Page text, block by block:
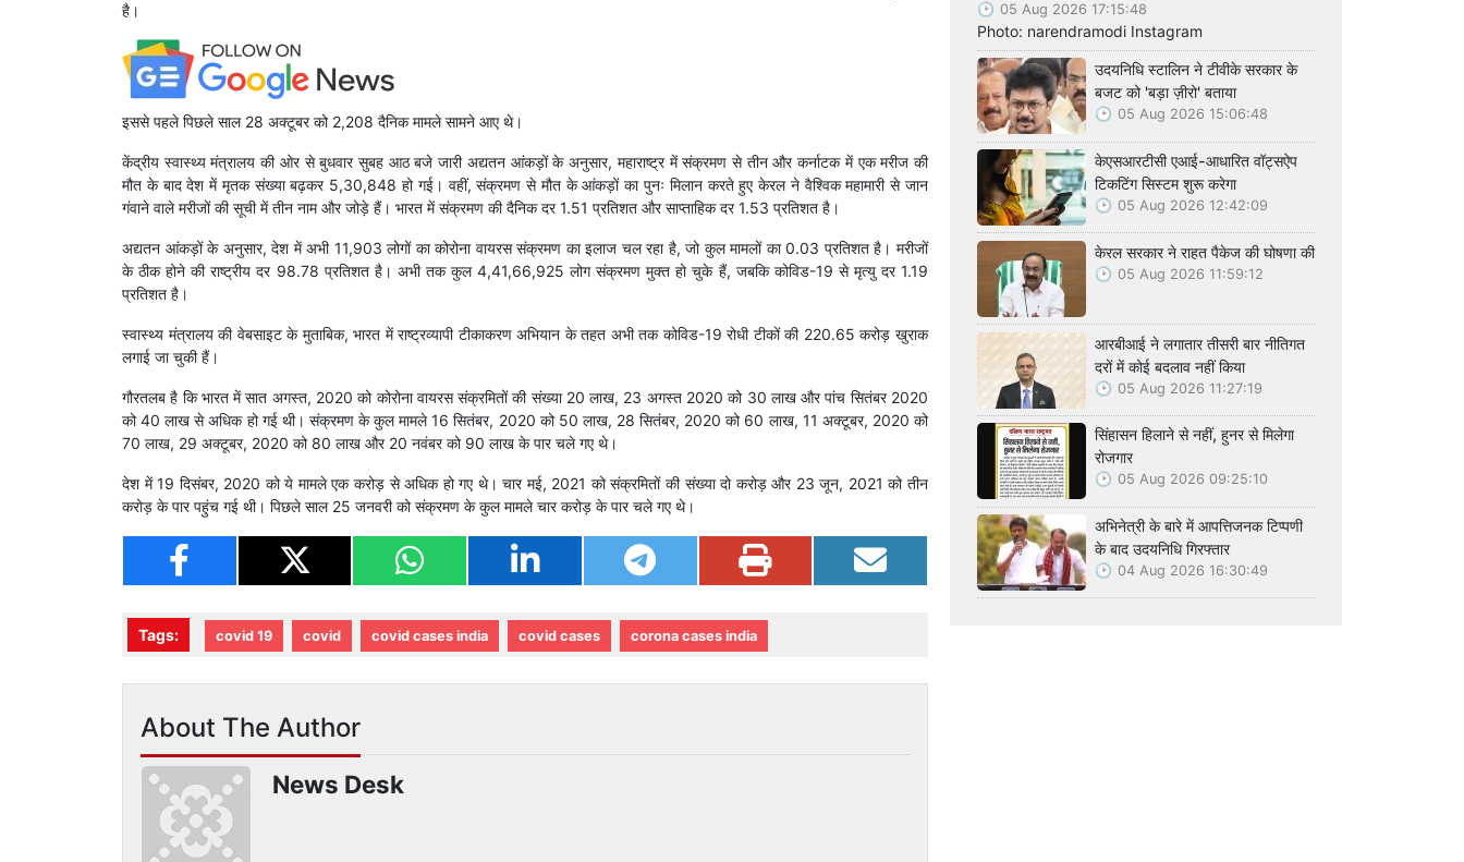
है।
इससे पहले पिछले साल 28 अक्टूबर को 2,208 दैनिक मामले सामने आए थे।
केंद्रीय स्वास्थ्य मंत्रालय की ओर से बुधवार सुबह आठ बजे जारी अद्यतन आंकड़ों के अनुसार, महाराष्ट्र में संक्रमण से तीन और कर्नाटक में एक मरीज की
मौत के बाद देश में मृतक संख्या बढ़कर 5,30,848 हो गई। वहीं, संक्रमण से मौत के आंकड़ों का पुनः मिलान करते हुए केरल ने वैश्विक महामारी से जान
गंवाने वाले मरीजों की सूची में तीन नाम और जोड़े हैं। भारत में संक्रमण की दैनिक दर 1.51 प्रतिशत और साप्ताहिक दर 1.53 प्रतिशत है।
अद्यतन आंकड़ों के अनुसार, देश में अभी 11,903 लोगों का कोरोना वायरस संक्रमण का इलाज चल रहा है, जो कुल मामलों का 0.03 प्रतिशत है। मरीजों
के ठीक होने की राष्ट्रीय दर 98.78 प्रतिशत है। अभी तक कुल 4,41,66,925 लोग संक्रमण मुक्त हो चुके हैं, जबकि कोविड-19 से मृत्यु दर 1.19
प्रतिशत है।
स्वास्थ्य मंत्रालय की वेबसाइट के मुताबिक, भारत में राष्ट्रव्यापी टीकाकरण अभियान के तहत अभी तक कोविड-19 रोधी टीकों की 220.65 करोड़ खुराक
लगाई जा चुकी हैं।
गौरतलब है कि भारत में सात अगस्त, 2020 को कोरोना वायरस संक्रमितों की संख्या 20 लाख, 23 अगस्त 2020 को 30 लाख और पांच सितंबर 2020
को 40 लाख से अधिक हो गई थी। संक्रमण के कुल मामले 16 सितंबर, 2020 को 50 लाख, 28 सितंबर, 2020 को 60 लाख, 11 अक्टूबर, 2020 को
70 लाख, 29 अक्टूबर, 2020 को 80 लाख और 20 नवंबर को 90 लाख के पार चले गए थे।
देश में 19 दिसंबर, 2020 को ये मामले एक करोड़ से अधिक हो गए थे। चार मई, 2021 को संक्रमितों की संख्या दो करोड़ और 23 जून, 2021 को तीन
करोड़ के पार पहुंच गई थी। पिछले साल 25 जनवरी को संक्रमण के कुल मामले चार करोड़ के पार चले गए थे।
Tags: covid 19 covid covid cases india covid cases corona cases india
About The Author
News Desk
05 Aug 2026 17:15:48
Photo: narendramodi Instagram
उदयनिधि स्टालिन ने टीवीके सरकार के
बजट को 'बड़ा ज़ीरो' बताया
05 Aug 2026 15:06:48
केएसआरटीसी एआई-आधारित वॉट्सऐप
टिकटिंग सिस्टम शुरू करेगा
05 Aug 2026 12:42:09
केरल सरकार ने राहत पैकेज की घोषणा की
05 Aug 2026 11:59:12
आरबीआई ने लगातार तीसरी बार नीतिगत
दरों में कोई बदलाव नहीं किया
05 Aug 2026 11:27:19
सिंहासन हिलाने से नहीं, हुनर से मिलेगा
रोजगार
05 Aug 2026 09:25:10
अभिनेत्री के बारे में आपत्तिजनक टिप्पणी
के बाद उदयनिधि गिरफ्तार
04 Aug 2026 16:30:49